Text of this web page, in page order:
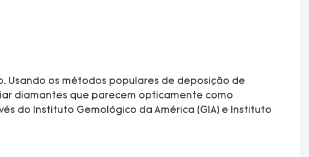
os métodos populares de deposição de
diamantes que parecem opticamente como
do Instituto Gemológico da América (GIA) e Instituto